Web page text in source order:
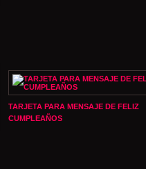
TARJETA PARA MENSAJE DE FELIZ
CUMPLEAÑOS